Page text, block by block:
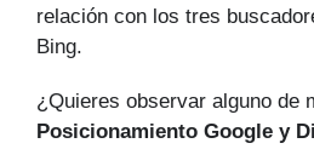
relación con los tres
Bing.
¿Quieres observar alguno de
Posicionamiento Google y